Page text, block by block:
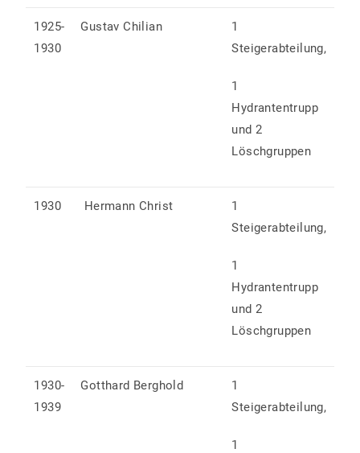
1925-
1930
Gustav Chilian
1
Steigerabteilung,
1
Hydrantentrupp
und 2
Löschgruppen
1930 Hermann Christ
1
Steigerabteilung,
1
Hydrantentrupp
und 2
Löschgruppen
1930-
1939
Gotthard Berghold
1
Steigerabteilung,
1